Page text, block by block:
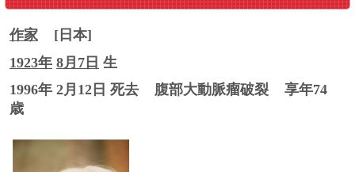
作家
[日本]
1923年 8月7日 生
1996年 2月12日 死去
腹部大動脈瘤破裂
享年74
歳